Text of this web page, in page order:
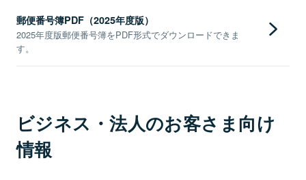
郵便番号簿PDF（2025年度版）
2025年度版郵便番号簿をPDF形式でダウンロードできま
す。
ビジネス・法人のお客さま向け
情報